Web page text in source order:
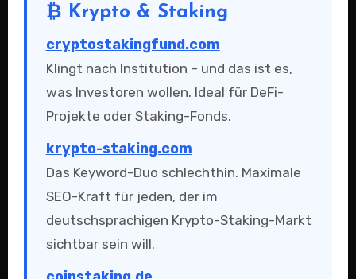
₿ Krypto & Staking
cryptostakingfund.com
Klingt nach Institution – und das ist es,
was Investoren wollen. Ideal für DeFi-
Projekte oder Staking-Fonds.
krypto-staking.com
Das Keyword-Duo schlechthin. Maximale
SEO-Kraft für jeden, der im
deutschsprachigen Krypto-Staking-Markt
sichtbar sein will.